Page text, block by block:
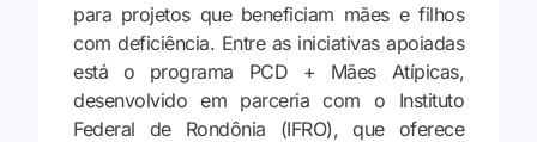
para projetos que beneficiam mães e filhos
com deficiência. Entre as iniciativas apoiadas
está o programa PCD + Mães Atípicas,
desenvolvido em parceria com o Instituto
Federal de Rondônia (IFRO), que oferece